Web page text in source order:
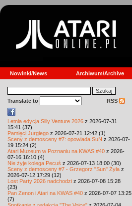
Nowinki/News Archiwum/Archive
Translate to RSS
Letnia edycja Silly Venture 2026 z 2026-07-31
15:41 (37)
Pamięci Jurgiego z 2026-07-21 12:42 (1)
Sceny z demosceny #7: opowiada SuN z 2026-07-
19 15:24 (2)
Atari Muzeum w Poznaniu na KWAS #40 z 2026-
07-16 16:10 (4)
Nie żyje kolega Pecuś z 2026-07-13 18:00 (30)
Sceny z demosceny #7 - Grzegorz "Sun" Żyła z
2026-07-12 17:29 (12)
Lost Party 2026 nadchodzi z 2026-07-08 15:28
(23)
Pan Zenon i Atari na KWAS #40 z 2026-07-07 13:25
(7)